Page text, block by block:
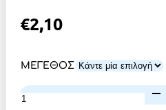
€2,10
ΜΕΓΕΘΟΣ
Lucky
John